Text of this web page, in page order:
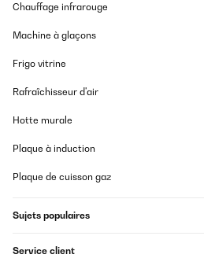
Chauffage infrarouge
Machine à glaçons
Frigo vitrine
Rafraîchisseur d'air
Hotte murale
Plaque à induction
Plaque de cuisson gaz
Sujets populaires
Service client